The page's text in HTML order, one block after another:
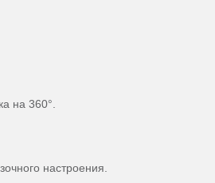
на 360°.
настроения.